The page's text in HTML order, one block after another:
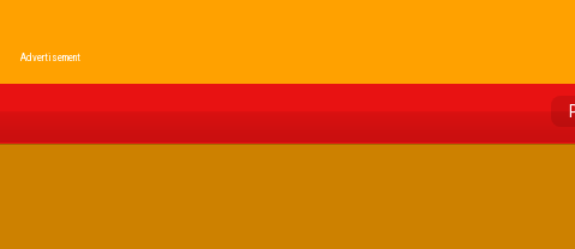
Advertisement